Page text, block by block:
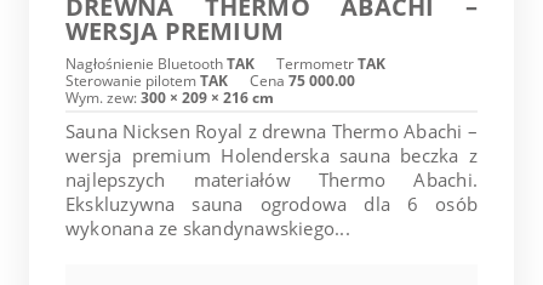
DREWNA THERMO ABACHI –
WERSJA PREMIUM
Nagłośnienie BluetoothTAK TermometrTAK
Sterowanie pilotemTAK Cena 75 000.00
Wym. zew:300 × 209 × 216 cm
Sauna Nicksen Royal z drewna Thermo Abachi –
wersja premium Holenderska sauna beczka z
najlepszych materiałów Thermo Abachi.
Ekskluzywna sauna ogrodowa dla 6 osób
wykonana ze skandynawskiego...